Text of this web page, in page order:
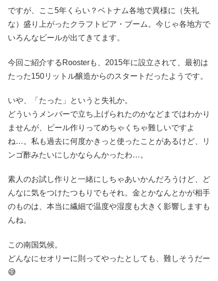
ですが、ここ5年くらい？ベトナム各地で異様に（失礼
な）盛り上がったクラフトビア・ブーム。今じゃ各地方で
いろんなビールが出てきてます。
今回ご紹介するRoosterも、2015年に設立されて、最初は
たった150リットル醸造からのスタートだったようです。
いや、「たった」というと失礼か。
どういうメンバーで立ち上げられたのかなどまではわかり
ませんが、ビール作りってめちゃくちゃ難しいですよ
ね…。私も過去に何度かきっと使ったことがあるけど、リ
ンゴ酢みたいにしかならんかったわ…。
素人のお試し作りと一緒にしちゃあいかんだろうけど、ど
んなに気をつけたつもりでもそれ。金とかなんとかが相手
のものは、本当に繊細で温度や湿度も大きく影響しますも
んね。
この南国気候。
どんなにセオリーに則ってやったとしても、難しそうだー
😅